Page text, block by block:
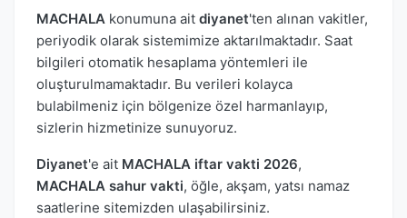
MACHALA konumuna ait diyanet'ten alınan vakitler,
periyodik olarak sistemimize aktarılmaktadır. Saat
bilgileri otomatik hesaplama yöntemleri ile
oluşturulmamaktadır. Bu verileri kolayca
bulabilmeniz için bölgenize özel harmanlayıp,
sizlerin hizmetinize sunuyoruz.
Diyanet'e ait MACHALA iftar vakti 2026,
MACHALA sahur vakti, öğle, akşam, yatsı namaz
saatlerine sitemizden ulaşabilirsiniz.